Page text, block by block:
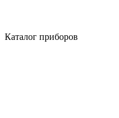
Каталог приборов